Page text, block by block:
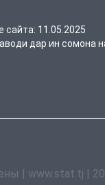
сайта: 11.05.2025
дар ин сомона
| www.stat.tj |